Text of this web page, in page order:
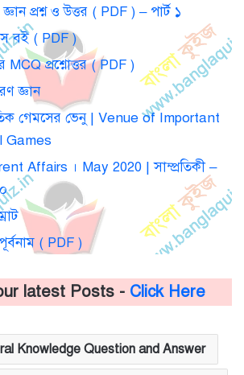
প্রশ্ন ও উত্তর ( PDF ) – পার্ট ১
বই ( PDF )
MCQ প্রশ্নোত্তর ( PDF )
জ্ঞান
গেমসের ভেনু | Venue of Important
Games
Affairs । May 2020 | সাম্প্রতিকী –
( PDF )
latest Posts - Click Here
Knowledge Question and Answer